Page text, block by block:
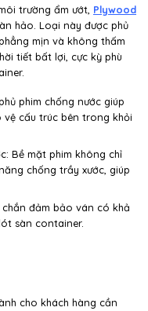
trường ẩm ướt, Plywood
hảo. Loại này được phủ
mịn và không thấm
tiết bất lợi, cực kỳ phù
phim chống nước giúp
cấu trúc bên trong khỏi
Bề mặt phim không chỉ
chống trầy xước, giúp
đảm bảo ván có khả
sàn container.
cho khách hàng cần